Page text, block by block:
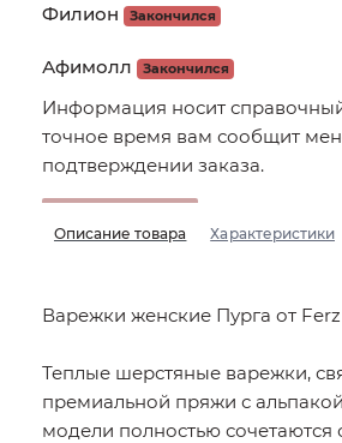
Филион Закончился
Афимолл Закончился
Информация носит
точное время вам сообщит
подтверждении заказа.
Описание товара Характеристики
Варежки женские Пурга от Ferz
Теплые шерстяные варежки,
премиальной пряжи с
модели полностью сочетаются